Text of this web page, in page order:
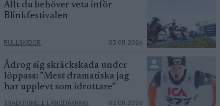
Allt du behöver veta inför
Blinkfestivalen
RULLSKIDOR 03.08.2026
Ådrog sig skräckskada under
löppass: ”Mest dramatiska jag
har upplevt som idrottare”
TRADITIONELL LÄNGDÅKNING 02.08.2026